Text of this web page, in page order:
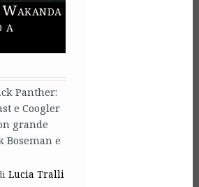
a
Panther:
e Coogler
grande
Boseman e
Lucia Tralli